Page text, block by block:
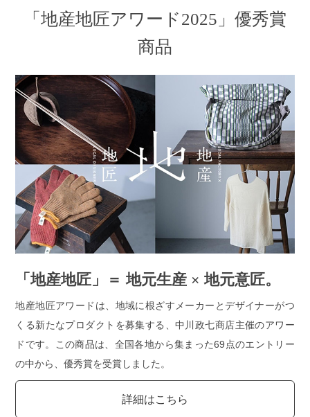
「地産地匠アワード2025」優秀賞
商品
「地産地匠」＝ 地元生産 × 地元意匠。
地産地匠アワードは、地域に根ざすメーカーとデザイナーがつ
くる新たなプロダクトを募集する、中川政七商店主催のアワー
ドです。この商品は、全国各地から集まった69点のエントリー
の中から、優秀賞を受賞しました。
詳細はこちら